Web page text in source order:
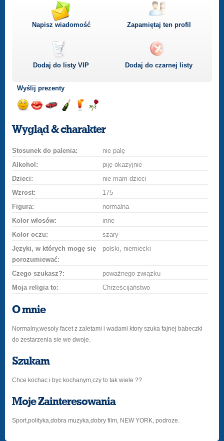
Napisz wiadomość Zapamiętaj ten profil
Dodaj do listyVIP Dodaj do czarnej listy
Wyślij prezenty
uśmiech
buziakasamochodem
szampana
drinka
różę
Wygląd & charakter
Stosunek do palenia:
nie palę
Alkohol:
piję okazyjnie
Dzieci:
nie mam dzieci
Wzrost:
175
Figura:
normalna
Kolor włosów:
inne
Kolor oczu:
szary
Języki, w których mogę się
porozumiewać:
polski, niemiecki
Czego szukasz?:
poważnego związku
Moja religia to:
Chrześcijaństwo
O mnie
Normalny,wesoly facet z zaletami i wadami ktory szuka fajnej babeczki
do zestarzenia sie we dwoje.
Szukam
Chce kochac i byc kochanym,czy to tak wiele ??
Moje Zainteresowania
Sport,polityka,dobra muzyka,dobry film, NEW YORK, podroze.